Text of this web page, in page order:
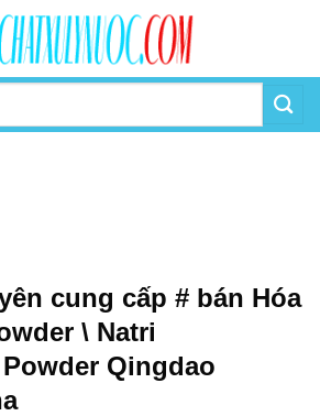
cung cấp # bán Hóa
\ Natri
Qingdao